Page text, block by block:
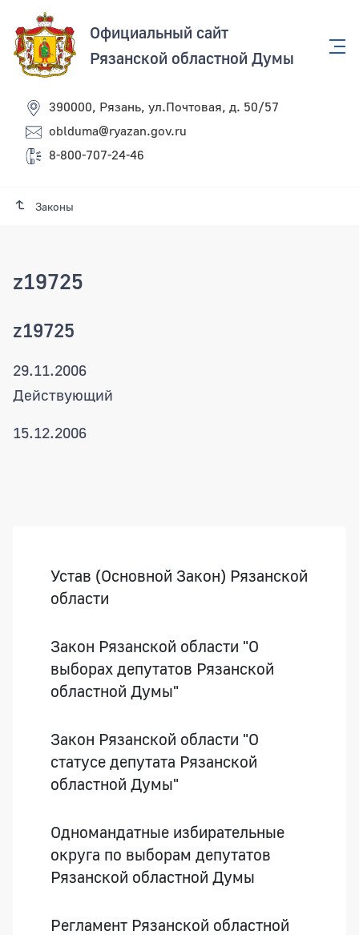
Официальный сайт
Рязанской областной Думы
390000, Рязань, ул.Почтовая, д. 50/57
oblduma@ryazan.gov.ru
8-800-707-24-46
Законы
z19725
z19725
29.11.2006
Действующий
15.12.2006
Устав (Основной Закон) Рязанской
области
Закон Рязанской области "О
выборах депутатов Рязанской
областной Думы"
Закон Рязанской области "О
статусе депутата Рязанской
областной Думы"
Одномандатные избирательные
округа по выборам депутатов
Рязанской областной Думы
Регламент Рязанской областной